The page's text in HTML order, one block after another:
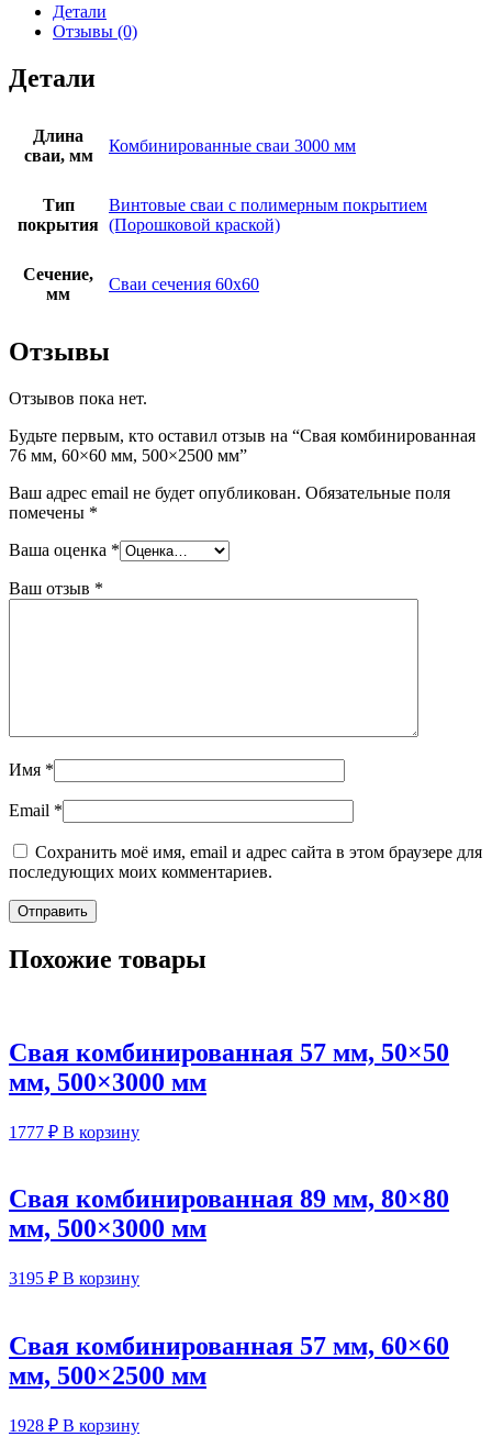
мм,
500×2500
Детали
Отзывы (0)
Детали
Длина
сваи, мм
Комбинированные сваи 3000 мм
Тип
покрытия
Винтовые сваи с полимерным покрытием
(Порошковой краской)
Сечение,
мм
Сваи сечения 60х60
Отзывы
Отзывов пока нет.
Будьте первым, кто оставил отзыв на “Свая комбинированная
76 мм, 60×60 мм, 500×2500 мм”
Ваш адрес email не будет опубликован. Обязательные поля
помечены *
Ваша оценка *
Ваш отзыв *
Имя *
Email *
Сохранить моё имя, email и адрес сайта в этом браузере для
последующих моих комментариев.
Похожие товары
Свая комбинированная 57 мм, 50×50
мм, 500×3000 мм
1777 ₽ В корзину
Свая комбинированная 89 мм, 80×80
мм, 500×3000 мм
3195 ₽ В корзину
Свая комбинированная 57 мм, 60×60
мм, 500×2500 мм
1928 ₽ В корзину